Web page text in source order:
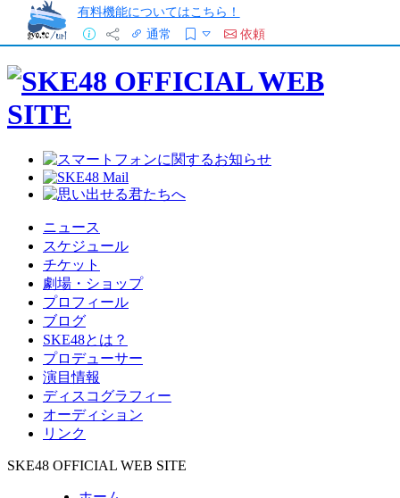
有料機能についてはこちら！
通常
依頼